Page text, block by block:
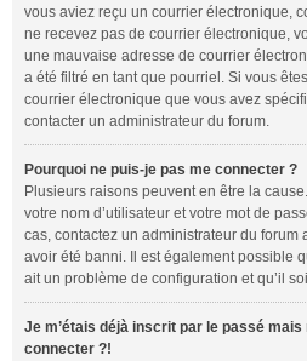
vous aviez reçu un courrier électronique,
ne recevez pas de courrier électronique,
une mauvaise adresse de courrier
a été filtré en tant que pourriel. Si vous
courrier électronique que vous avez
contacter un administrateur du forum.
Pourquoi ne puis-je pas me connecter ?
Plusieurs raisons peuvent en être la
votre nom d’utilisateur et votre mot de
cas, contactez un administrateur du forum
avoir été banni. Il est également possible
ait un problème de configuration et qu’il
Je m’étais déjà inscrit par le passé
connecter ?!